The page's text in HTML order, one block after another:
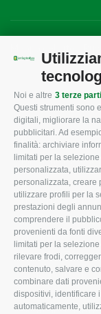
Noi e altre 3 terze parti
Questi strumenti sono
digitali, migliorare la
pubblicitari. Ad
finalità: archiviare
limitati per la
personalizzata,
personalizzata, creare
utilizzare profili per la
prestazioni degli
comprendere il
provenienti da fonti
limitati per la
rilevare frodi,
contenuto, salvare e
combinare dati
dispositivi, identificare
automaticamente,
ROVIGO
L'Associazione
Missione e
Organigramma
I Nostri Servizi
Uffici della Sede
provinciale
Le Sedi di Zona
Agricoltori S.r.l.
Whistleblowing
Confagricoltura